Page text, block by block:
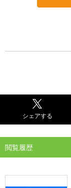
シェアする
閲覧履歴